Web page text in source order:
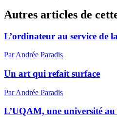
Autres articles de
L’ordinateur au service de
Par Andrée Paradis
Un art qui refait surface
Par Andrée Paradis
L’UQAM, une université